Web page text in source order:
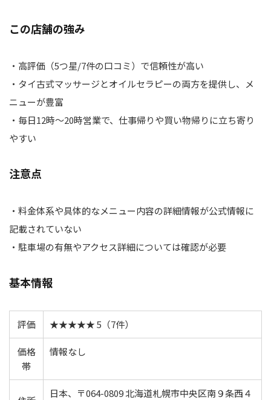
この店舗の強み
・高評価（5つ星/7件の口コミ）で信頼性が高い
・タイ古式マッサージとオイルセラピーの両方を提供し、メ
ニューが豊富
・毎日12時～20時営業で、仕事帰りや買い物帰りに立ち寄り
やすい
注意点
・料金体系や具体的なメニュー内容の詳細情報が公式情報に
記載されていない
・駐車場の有無やアクセス詳細については確認が必要
基本情報
評価 ★★★★★ 5（7件）
価格
帯
情報なし
日本、〒064-0809 北海道札幌市中央区南９条西４